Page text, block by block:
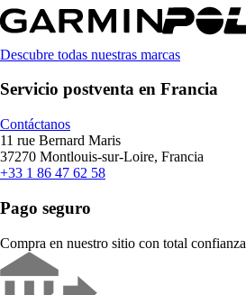
Descubre todas nuestras marcas
Servicio postventa en Francia
Contáctanos
11 rue Bernard Maris
37270 Montlouis-sur-Loire, Francia
+33 1 86 47 62 58
Pago seguro
Compra en nuestro sitio con total confianza